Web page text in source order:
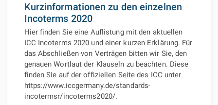
Kurzinformationen zu den einzelnen
Incoterms 2020
Hier finden Sie eine Auflistung mit den aktuellen
ICC Incoterms 2020 und einer kurzen Erklärung. Für
das Abschließen von Verträgen bitten wir Sie, den
genauen Wortlaut der Klauseln zu beachten. Diese
finden SIe auf der offiziellen Seite des ICC unter
https://www.iccgermany.de/standards-
incotermsr/incoterms2020/.